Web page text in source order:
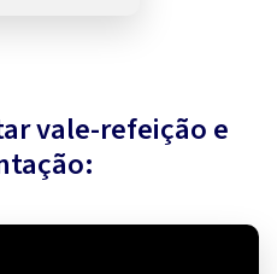
vale-refeição e